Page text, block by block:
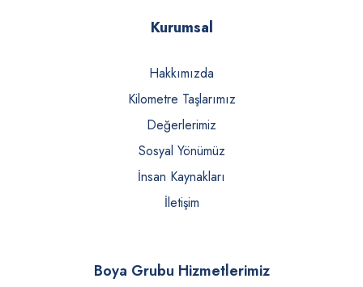
Kurumsal
Hakkımızda
Kilometre Taşlarımız
Değerlerimiz
Sosyal Yönümüz
İnsan Kaynakları
İletişim
Boya Grubu Hizmetlerimiz